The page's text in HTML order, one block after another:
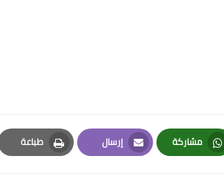
مشاركة
Whatsapp
إرسال
Email
طباعة
Print